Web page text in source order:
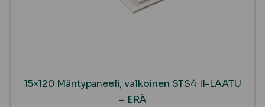
15×120 Mäntypaneeli, valkoinen STS4 II-LAATU
– ERÄ